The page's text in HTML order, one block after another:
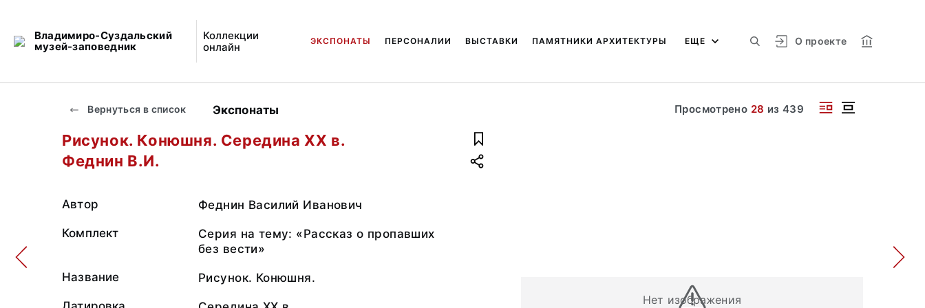
Владимиро-Суздальский
музей-заповедник
Коллекции
онлайн
О проекте
ЭКСПОНАТЫ ПЕРСОНАЛИИ ВЫСТАВКИ ПАМЯТНИКИ АРХИТЕКТУРЫ ЕЩЕ
Вернуться в список Экспонаты Просмотрено 28 из 439
Нет изображения
Рисунок. Конюшня. Середина ХХ в.
Феднин В.И.
Автор Феднин Василий Иванович
Комплект
Серия на тему: «Рассказ о пропавших
без вести»
Название Рисунок. Конюшня.